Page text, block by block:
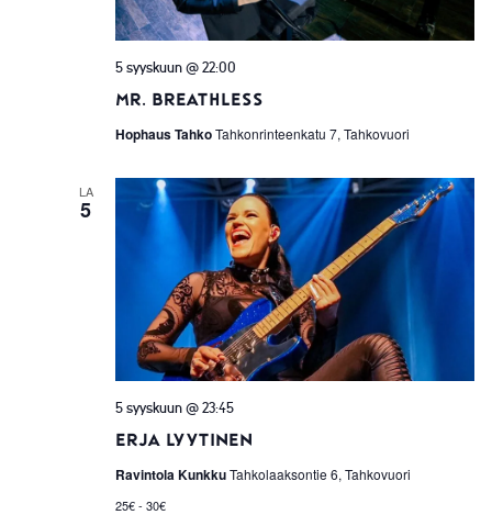
Mr. Breathless
5 syyskuun @ 22:00
Hophaus TahkoTahkonrinteenkatu 7, Tahkovuori
LA
5
Erja Lyytinen
5 syyskuun @ 23:45
Ravintola KunkkuTahkolaaksontie 6, Tahkovuori
25€ - 30€